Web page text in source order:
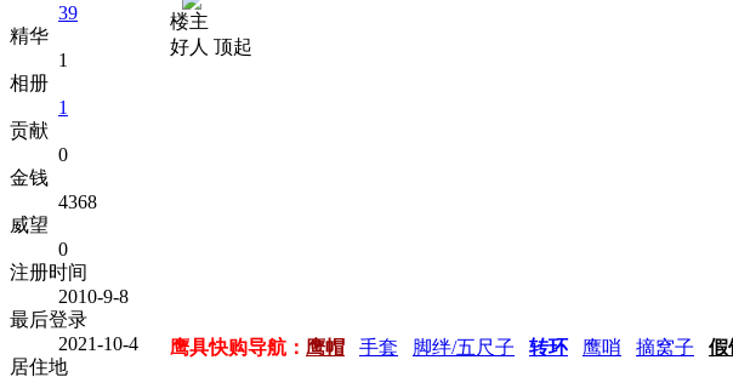
39
精华
1
相册
1
贡献
0
金钱
4368
威望
0
注册时间
2010-9-8
最后登录
2021-10-4
居住地
楼主
好人 顶起
鹰具快购导航： 鹰帽 手套 脚绊/五尺子 转环 鹰哨 摘窝子 假